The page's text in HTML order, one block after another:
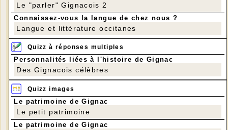
Le "parler" Gignacois 2
Connaissez-vous la langue de chez nous ?
Langue et littérature occitanes
Quizz à réponses multiples
Personnalités liées à l'histoire de Gignac
Des Gignacois célèbres
Quizz images
Le patrimoine de Gignac
Le petit patrimoine
Le patrimoine de Gignac